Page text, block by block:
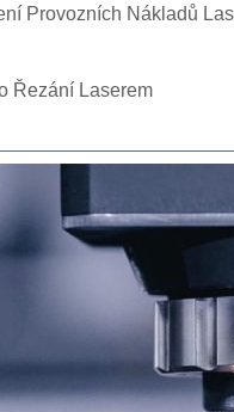
Provozních Nákladů
Řezání Laserem